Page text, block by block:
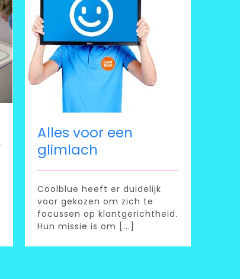
Alles voor een
glimlach
Coolblue heeft er duidelijk
voor gekozen om zich te
focussen op klantgerichtheid.
Hun missie is om [...]